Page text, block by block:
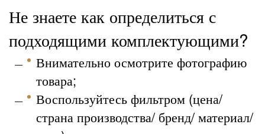
Не знаете как определиться с
подходящими комплектующими?
Внимательно осмотрите фотографию
товара;
Воспользуйтесь фильтром (цена/
страна производства/ бренд/ материал/